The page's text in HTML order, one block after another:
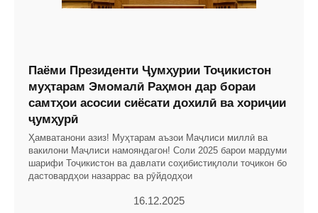
Паёми Президенти Ҷумҳурии Тоҷикистон
муҳтарам Эмомалӣ Раҳмон дар бораи
самтҳои асосии сиёсати дохилӣ ва хориҷии
ҷумҳурӣ
Ҳамватанони азиз! Муҳтарам аъзои Маҷлиси миллӣ ва
вакилони Маҷлиси намояндагон! Соли 2025 барои мардуми
шарифи Тоҷикистон ва давлати соҳибистиқлоли тоҷикон бо
дастовардҳои назаррас ва рӯйдодҳои
16.12.2025